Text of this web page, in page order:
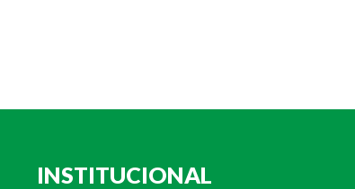
INSTITUCIONAL